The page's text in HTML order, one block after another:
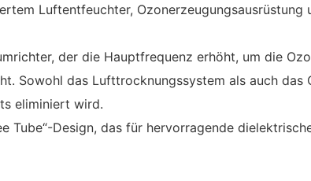
Luftentfeuchter,
der die Hauptfrequenz erhöht, um die
Sowohl das Lufttrocknungssystem als auch das
eliminiert wird.
Tube“-Design, das für hervorragende